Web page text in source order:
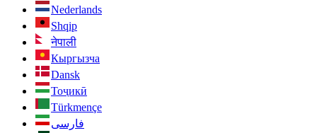
Nederlands
Shqip
नेपाली
Кыргызча
Dansk
Тоҷикӣ
Türkmençe
فارسی